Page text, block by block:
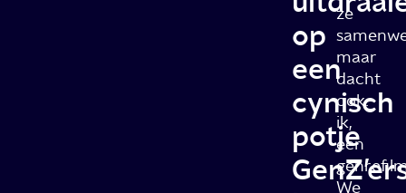
op
een
cynisch
potje
ze
maar
dacht
ook:
ik,
een
We